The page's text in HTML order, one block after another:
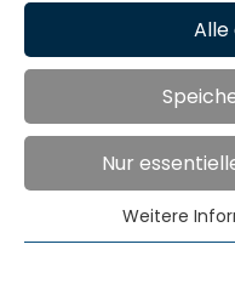
Texma Ltda.
Ave. El Boqueron No.
Urb. Santa Elena
Antiguo Cuscatlan, La
Nur
Essentielle
Essentielle Cookies
Weitere